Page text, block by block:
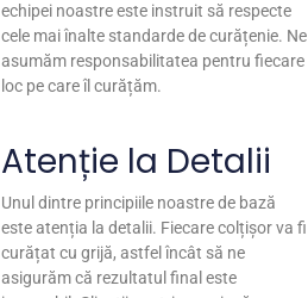
echipei noastre este instruit să respecte
cele mai înalte standarde de curățenie. Ne
asumăm responsabilitatea pentru fiecare
loc pe care îl curățăm.
Atenție la Detalii
Unul dintre principiile noastre de bază
este atenția la detalii. Fiecare colțișor va fi
curățat cu grijă, astfel încât să ne
asigurăm că rezultatul final este